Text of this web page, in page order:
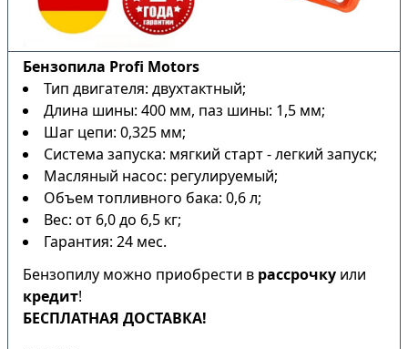
Бензопила Profi Motors
Тип двигателя: двухтактный;
Длина шины: 400 мм, паз шины: 1,5 мм;
Шаг цепи: 0,325 мм;
Система запуска: мягкий старт - легкий запуск;
Масляный насос: регулируемый;
Объем топливного бака: 0,6 л;
Вес: от 6,0 до 6,5 кг;
Гарантия: 24 мес.
Бензопилу можно приобрести в рассрочку или
кредит!
БЕСПЛАТНАЯ ДОСТАВКА!